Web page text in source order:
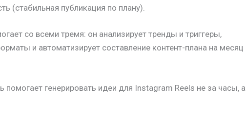
(стабильная публикация по плану).
со всеми тремя: он анализирует тренды и триггеры,
и автоматизирует составление контент-плана на месяц
помогает генерировать идеи для Instagram Reels не за часы, а